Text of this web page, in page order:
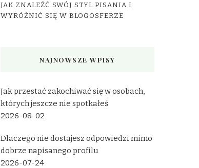
JAK ZNALEŹĆ SWÓJ STYL PISANIA I
WYRÓŻNIĆ SIĘ W BLOGOSFERZE
NAJNOWSZE WPISY
Jak przestać zakochiwać się w osobach,
których jeszcze nie spotkałeś
2026-08-02
Dlaczego nie dostajesz odpowiedzi mimo
dobrze napisanego profilu
2026-07-24